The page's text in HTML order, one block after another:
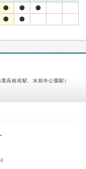
高校前駅、水前寺公園駅）
4